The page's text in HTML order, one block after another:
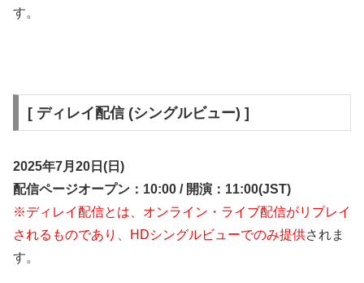
す。
[ ディレイ配信 (シングルビュー) ]
2025年7月20日(日)
配信ページオープン：10:00 / 開演：11:00(JST)
※ディレイ配信とは、オンライン・ライブ配信がリプレイ
されるものであり、HDシングルビューでのみ提供されま
す。